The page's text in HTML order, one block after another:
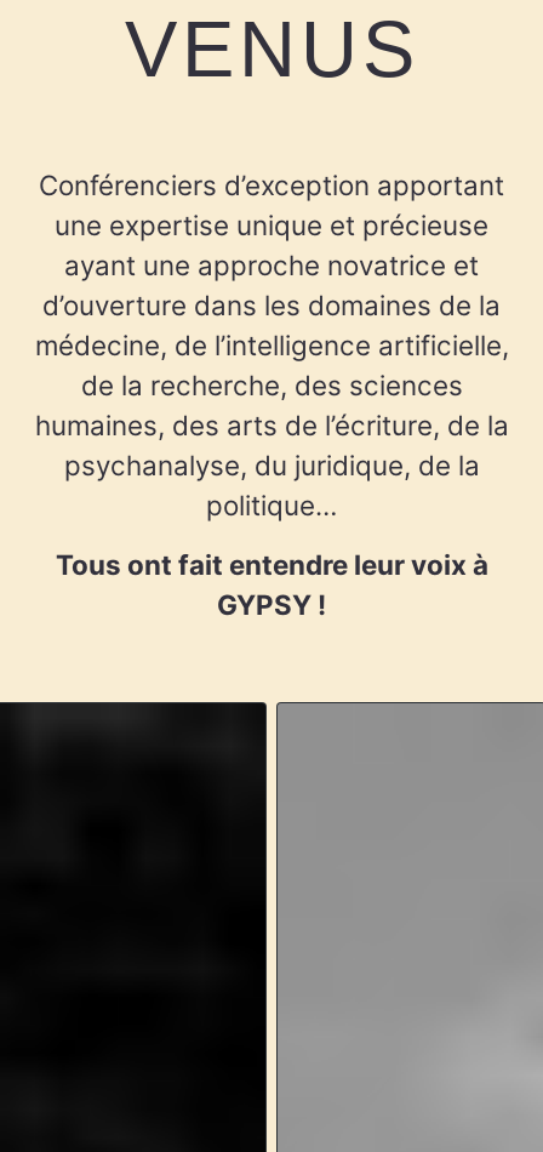
VENUS
Conférenciers d’exception apportant
une expertise unique et précieuse
ayant une approche novatrice et
d’ouverture dans les domaines de la
médecine, de l’intelligence artificielle,
de la recherche, des sciences
humaines, des arts de l’écriture, de la
psychanalyse, du juridique, de la
politique…
Tous ont fait entendre leur voix à
GYPSY !